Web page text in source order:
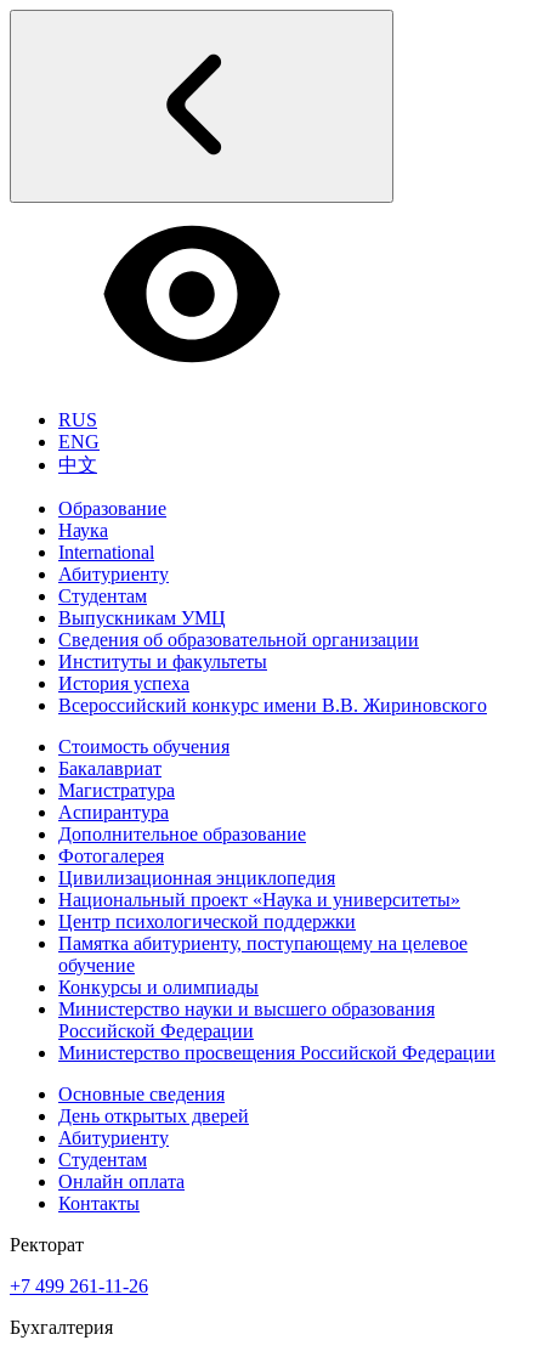
RUS
ENG
中文
Образование
Наука
International
Абитуриенту
Студентам
Выпускникам УМЦ
Сведения об образовательной организации
Институты и факультеты
История успеха
Всероссийский конкурс имени В.В. Жириновского
Стоимость обучения
Бакалавриат
Магистратура
Аспирантура
Дополнительное образование
Фотогалерея
Цивилизационная энциклопедия
Национальный проект «Наука и университеты»
Центр психологической поддержки
Памятка абитуриенту, поступающему на целевое
обучение
Конкурсы и олимпиады
Министерство науки и высшего образования
Российской Федерации
Министерство просвещения Российской Федерации
Основные сведения
День открытых дверей
Абитуриенту
Студентам
Онлайн оплата
Контакты
Ректорат
+7 499 261-11-26
Бухгалтерия